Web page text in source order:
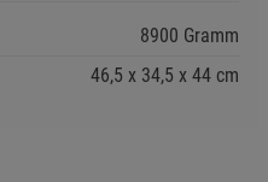
den dafür vorgesehenen
8900 Gramm
46,5 34,5 44 cm